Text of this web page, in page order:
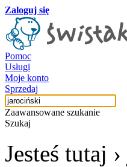
Zaloguj się
Pomoc
Usługi
Moje konto
Sprzedaj
Zaawansowane szukanie
Szukaj
Jesteś tutaj ›